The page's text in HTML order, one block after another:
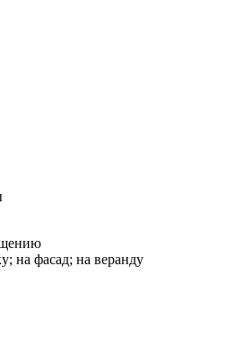
на фасад; на веранду